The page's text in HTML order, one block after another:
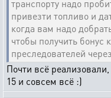
транспорту надо
привезти топливо и
когда вам надо
чтобы получить бонус
преследователей
Почти всё
15 и совсем всё :)